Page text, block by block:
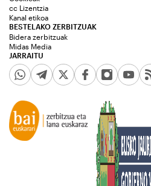
JARRAITU
cc Lizentzia
Kanal etikoa
BESTELAKO ZERBITZUAK
Bidera zerbitzuak
Midas Media